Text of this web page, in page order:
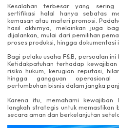
Kesalahan terbesar yang
sertifikasi halal hanya sebatas
kemasan atau materi promosi.
hasil akhirnya, melainkan juga
dijalankan, mulai dari pemilihan
proses produksi, hingga dokumentasi
Bagi pelaku usaha F&B, persoalan
Ketidakpatuhan terhadap
risiko hukum, kerugian reputasi,
hingga gangguan
pertumbuhan bisnis dalam jangka
Karena itu, memahami kewajiban
langkah strategis untuk
secara aman dan berkelanjutan